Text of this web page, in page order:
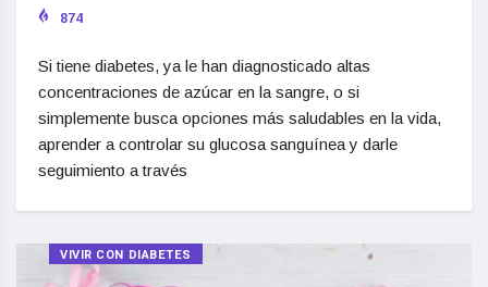
874
Si tiene diabetes, ya le han diagnosticado altas
concentraciones de azúcar en la sangre, o si
simplemente busca opciones más saludables en la vida,
aprender a controlar su glucosa sanguínea y darle
seguimiento a través
VIVIR CON DIABETES